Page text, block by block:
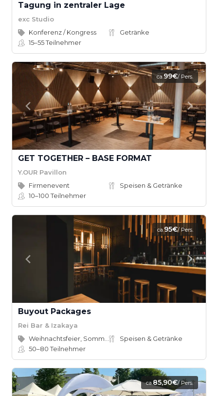
Tagung in zentraler Lage
exc Studio
Konferenz / Kongress
Getränke
15–55Teilnehmer
ca.99€/ Pers.
GET TOGETHER – BASE FORMAT
Y.OUR Pavillon
Firmenevent
Speisen & Getränke
10–100Teilnehmer
ca.95€/ Pers.
Buyout Packages
Rei Bar & Izakaya
Speisen & Getränke
50–80Teilnehmer
ca.85,90€/ Pers.